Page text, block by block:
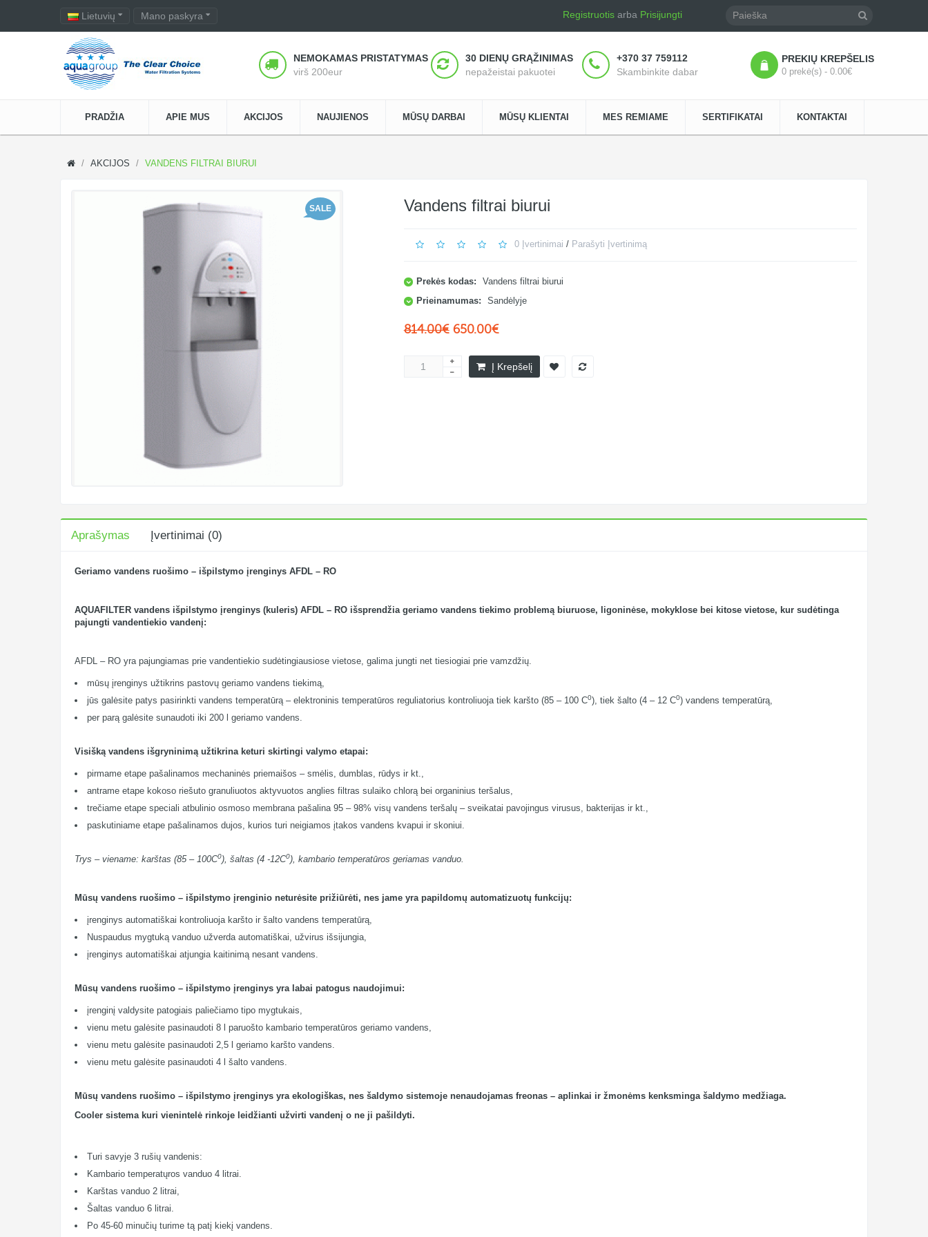
Lietuvių Mano paskyra Registruotisarba Prisijungti
NEMOKAMAS PRISTATYMAS
virš 200eur
30 DIENŲ GRĄŽINIMAS
nepažeistai pakuotei
+370 37 759112
Skambinkite dabar
PREKIŲ KREPŠELIS
0 prekė(s) - 0.00€
PRADŽIA APIE MUS AKCIJOS NAUJIENOS MŪSŲ DARBAI MŪSŲ KLIENTAI MES REMIAME SERTIFIKATAI KONTAKTAI
AKCIJOS VANDENS FILTRAI BIURUI
SALE Vandens filtrai biurui
0 Įvertinimai / Parašyti Įvertinimą
Prekės kodas:
Vandens filtrai biurui
Prieinamumas:
Sandėlyje
814.00€ 650.00€
Į Krepšelį
Aprašymas Įvertinimai (0)
Geriamo vandens ruošimo – išpilstymo įrenginys AFDL – RO
AQUAFILTER vandens išpilstymo įrenginys (kuleris) AFDL – RO išsprendžia geriamo vandens tiekimo problemą biuruose, ligoninėse, mokyklose bei kitose vietose, kur sudėtinga
pajungti vandentiekio vandenį:
AFDL – RO yra pajungiamas prie vandentiekio sudėtingiausiose vietose, galima jungti net tiesiogiai prie vamzdžių.
mūsų įrenginys užtikrins pastovų geriamo vandens tiekimą,
jūs galėsite patys pasirinkti vandens temperatūrą – elektroninis temperatūros reguliatorius kontroliuoja tiek karšto (85 – 100 C0), tiek šalto (4 – 12 C0) vandens temperatūrą,
per parą galėsite sunaudoti iki 200 l geriamo vandens.
Visišką vandens išgryninimą užtikrina keturi skirtingi valymo etapai:
pirmame etape pašalinamos mechaninės priemaišos – smėlis, dumblas, rūdys ir kt.,
antrame etape kokoso riešuto granuliuotos aktyvuotos anglies filtras sulaiko chlorą bei organinius teršalus,
trečiame etape speciali atbulinio osmoso membrana pašalina 95 – 98% visų vandens teršalų – sveikatai pavojingus virusus, bakterijas ir kt.,
paskutiniame etape pašalinamos dujos, kurios turi neigiamos įtakos vandens kvapui ir skoniui.
Trys – viename: karštas (85 – 100C0), šaltas (4 -12C0), kambario temperatūros geriamas vanduo.
Mūsų vandens ruošimo – išpilstymo įrenginio neturėsite prižiūrėti, nes jame yra papildomų automatizuotų funkcijų:
įrenginys automatiškai kontroliuoja karšto ir šalto vandens temperatūrą,
Nuspaudus mygtuką vanduo užverda automatiškai, užvirus išsijungia,
įrenginys automatiškai atjungia kaitinimą nesant vandens.
Mūsų vandens ruošimo – išpilstymo įrenginys yra labai patogus naudojimui:
įrenginį valdysite patogiais paliečiamo tipo mygtukais,
vienu metu galėsite pasinaudoti 8 l paruošto kambario temperatūros geriamo vandens,
vienu metu galėsite pasinaudoti 2,5 l geriamo karšto vandens.
vienu metu galėsite pasinaudoti 4 l šalto vandens.
Mūsų vandens ruošimo – išpilstymo įrenginys yra ekologiškas, nes šaldymo sistemoje nenaudojamas freonas – aplinkai ir žmonėms kenksminga šaldymo medžiaga.
Cooler sistema kuri vienintelė rinkoje leidžianti užvirti vandenį o ne ji pašildyti.
Turi savyje 3 rušių vandenis:
Kambario temperatųros vanduo 4 litrai.
Karštas vanduo 2 litrai,
Šaltas vanduo 6 litrai.
Po 45-60 minučių turime tą patį kiekį vandens.